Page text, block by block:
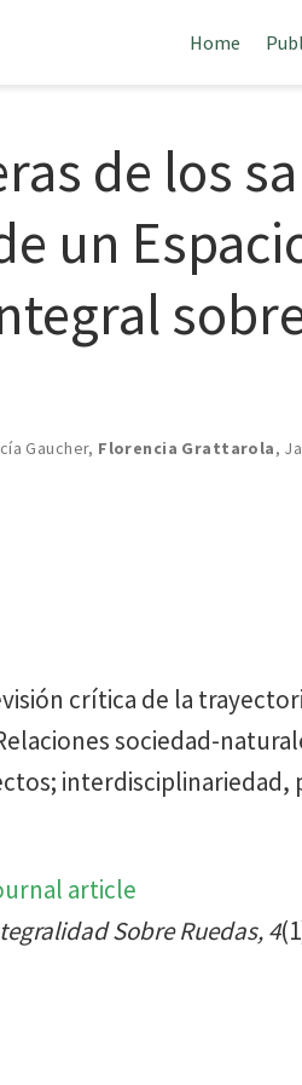
Home
de los
un
Gaucher, Florencia Grattarola,
crítica de la
sociedad-
interdisciplinariedad,
article
Sobre Ruedas, 4